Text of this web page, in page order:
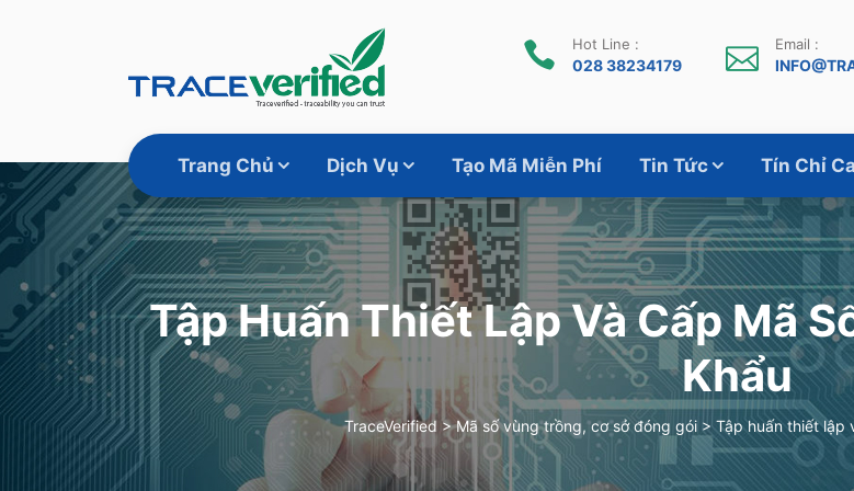
Email :
Hot Line :
028 38234179
Trang Chủ Dịch Vụ Tạo Mã Miễn Phí Tin Tức Tín Chỉ
Tập Huấn Thiết Lập Và Cấp Mã
Khẩu
TraceVerified >Mã số vùng trồng, cơ sở đóng gói>Tập huấn thiết lập